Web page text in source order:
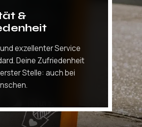
&
exzellenter Service
Deine Zufriedenheit
Stelle: auch bei